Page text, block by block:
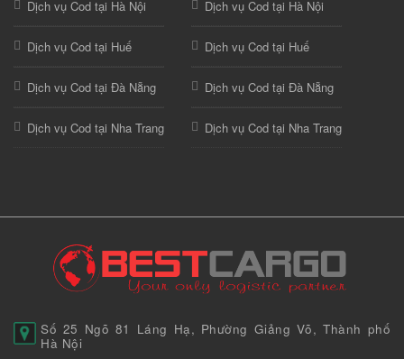
Dịch vụ Cod tại Hà Nội
Dịch vụ Cod tại Huế
Dịch vụ Cod tại Đà Nẵng
Dịch vụ Cod tại Nha Trang
Dịch vụ Cod tại Hà Nội
Dịch vụ Cod tại Huế
Dịch vụ Cod tại Đà Nẵng
Dịch vụ Cod tại Nha Trang
Số 25 Ngõ 81 Láng Hạ, Phường Giảng Võ, Thành phố
Hà Nội